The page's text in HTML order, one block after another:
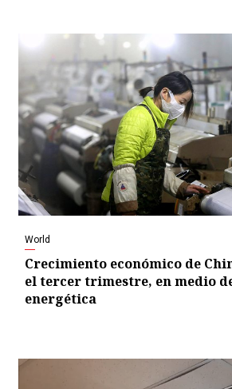
World
Crecimiento económico de
el tercer trimestre, en medio
energética
Video